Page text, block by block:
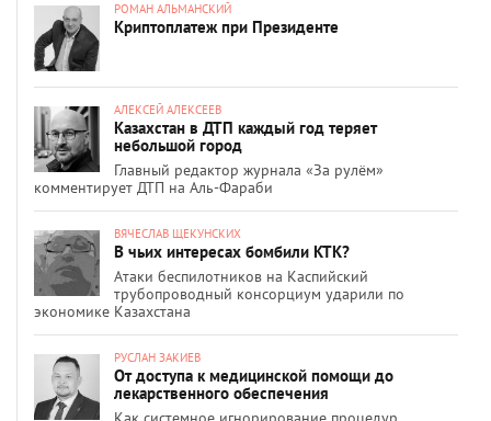
РОМАН АЛЬМАНСКИЙ
Криптоплатеж при Президенте
АЛЕКСЕЙ АЛЕКСЕЕВ
Казахстан в ДТП каждый год теряет
небольшой город
Главный редактор журнала «За рулём»
комментирует ДТП на Аль-Фараби
ВЯЧЕСЛАВ ЩЕКУНСКИХ
В чьих интересах бомбили КТК?
Атаки беспилотников на Каспийский
трубопроводный консорциум ударили по
экономике Казахстана
РУСЛАН ЗАКИЕВ
От доступа к медицинской помощи до
лекарственного обеспечения